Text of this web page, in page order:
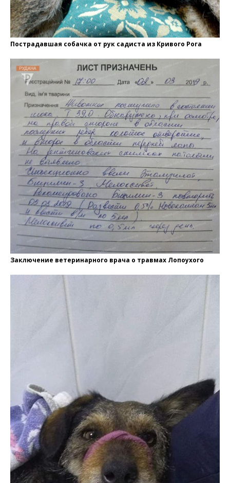
Пострадавшая собачка от рук садиста из Кривого Рога
Заключение ветеринарного врача о травмах Лопоухого